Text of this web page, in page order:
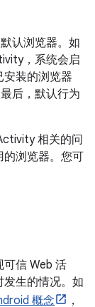
认浏览器。如
，系统会启
装的浏览器
后，默认行为
相关的问
的浏览器。您可
信 Web 活
生的情况。如
概念
，